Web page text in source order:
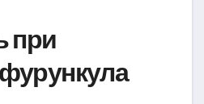
при